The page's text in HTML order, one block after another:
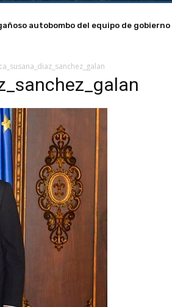
autobombo del equipo de